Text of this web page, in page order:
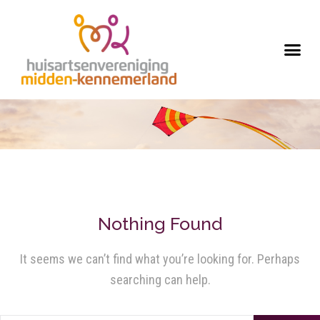
Nothing Found
It seems we can’t find what you’re looking for. Perhaps
searching can help.